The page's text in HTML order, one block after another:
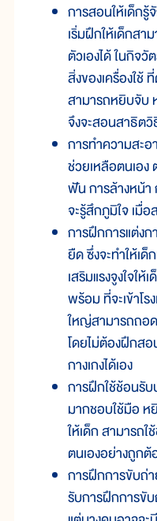
การสอนให้เด็กรู้
เริ่มฝึกให้เด็กสา
ตัวเองได้ ในกิจ
สิ่งของเครื่องใช้
สามารถหยิบจับ
จึงจะสอนสาธิต
การทำความสะอ
ช่วยเหลือตนเอ
ฟัน การล้างหน้
จะรู้สึกภูมิใจ เมื่
การฝึกการแต่งก
ยืด ซึ่งจะทำให้เ
เสริมแรงจูงใจใ
พร้อม ที่จะเข้าโ
ใหญ่สามารถถอด
โดยไม่ต้องฝึกสอ
กางเกงได้เอง
การฝึกใช้ช้อนรั
มากชอบใช้มือ ห
ให้เด็ก สามารถ
ตนเองอย่างถูกต้
การฝึกการขับถ่
รับการฝึกการขั